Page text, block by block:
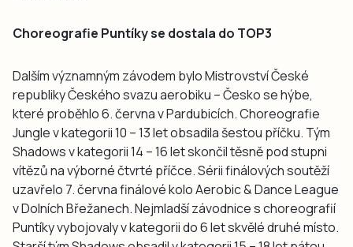
Choreografie Puntíky se dostala do TOP3
Dalším významným závodem bylo Mistrovství České
republiky Českého svazu aerobiku – Česko se hýbe,
které proběhlo 6. června v Pardubicích. Choreografie
Jungle v kategorii 10 – 13 let obsadila šestou příčku. Tým
Shadows v kategorii 14 – 16 let skončil těsně pod stupni
vítězů na výborné čtvrté příčce. Sérii finálových soutěží
uzavřelo 7. června finálové kolo Aerobic & Dance League
v Dolních Břežanech. Nejmladší závodnice s choreografií
Puntíky vybojovaly v kategorii do 6 let skvělé druhé místo.